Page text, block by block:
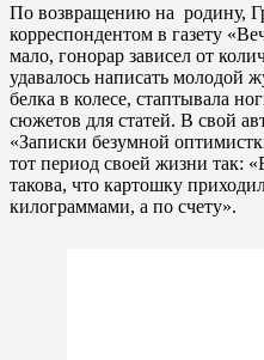
По возвращению на родину,
корреспондентом в газету
мало, гонорар зависел от
удавалось написать молодой
белка в колесе, стаптывала
сюжетов для статей. В свой
«Записки безумной
тот период своей жизни так:
такова, что картошку
килограммами, а по счету».